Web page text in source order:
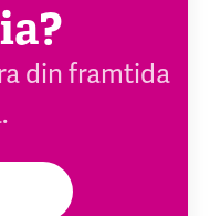
din framtida